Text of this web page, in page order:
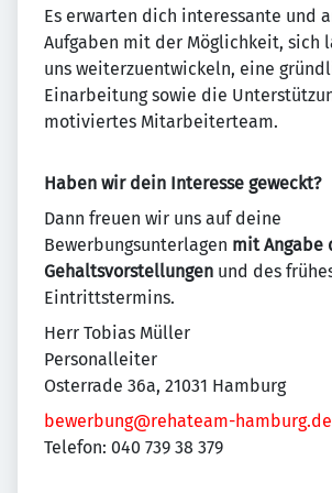
Es erwarten dich interessante und
Aufgaben mit der Möglichkeit, sich
uns weiterzuentwickeln, eine
Einarbeitung sowie die
motiviertes Mitarbeiterteam.
Haben wir dein Interesse geweckt?
Dann freuen wir uns auf deine
Bewerbungsunterlagen mit Angabe
Gehaltsvorstellungen und des
Eintrittstermins.
Herr Tobias Müller
Personalleiter
Osterrade 36a, 21031 Hamburg
bewerbung@rehateam-hamburg.de
Telefon: 040 739 38 379